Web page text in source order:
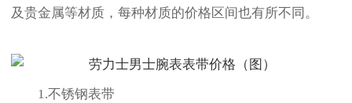
及贵金属等材质，每种材质的价格区间也有所不同。
1.不锈钢表带